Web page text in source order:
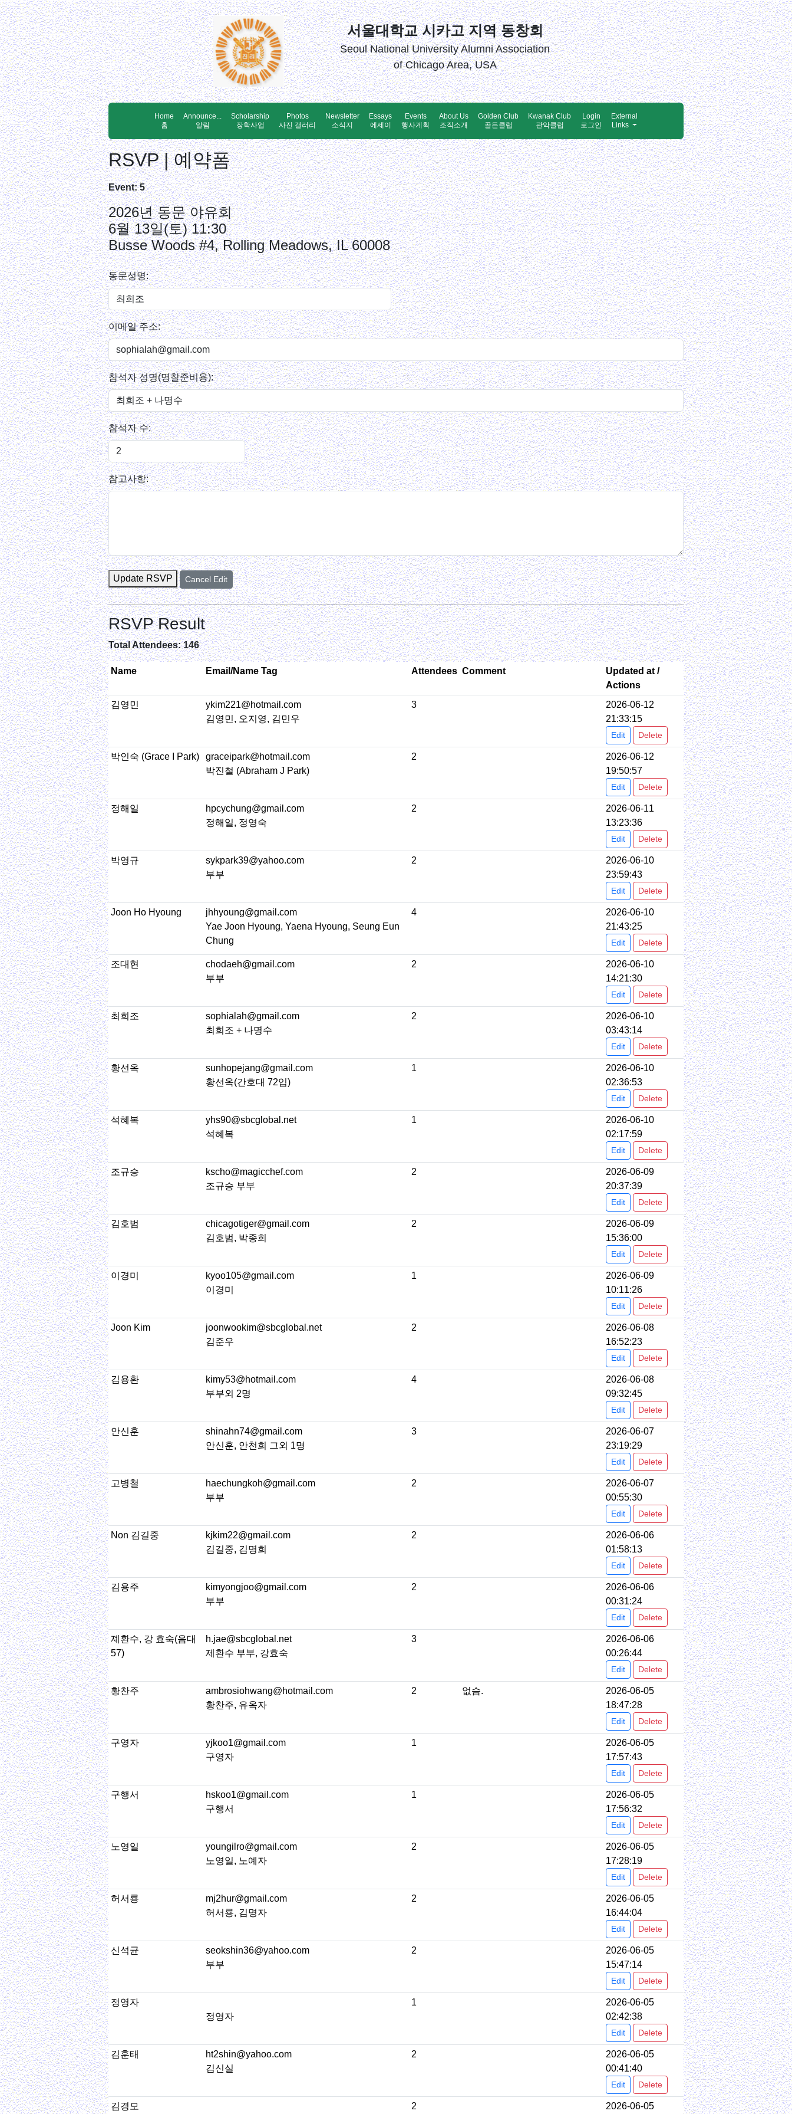
서울대학교 시카고 지역 동창회
Seoul National University Alumni Association
of Chicago Area, USA
Home
홈
Announce...
알림
Scholarship
장학사업
Photos
사진 갤러리
Newsletter
소식지
Essays
에세이
Events
행사계획
About Us
조직소개
Golden Club
골든클럽
Kwanak Club
관악클럽
Login
로그인
External
Links
RSVP | 예약폼
Event: 5
2026년 동문 야유회
6월 13일(토) 11:30
Busse Woods #4, Rolling Meadows, IL 60008
동문성명:
이메일 주소:
참석자 성명(명찰준비용):
참석자 수:
참고사항:
Update RSVP Cancel Edit
RSVP Result
Total Attendees: 146
Name Email/Name Tag Attendees Comment
Updated at /
Actions
김영민
ykim221@hotmail.com
김영민, 오지영, 김민우
3
2026-06-12
21:33:15
Edit Delete
박인숙 (Grace I Park)
graceipark@hotmail.com
박진철 (Abraham J Park)
2
2026-06-12
19:50:57
Edit Delete
정해일
hpcychung@gmail.com
정해일, 정영숙
2
2026-06-11
13:23:36
Edit Delete
박영규
sykpark39@yahoo.com
부부
2
2026-06-10
23:59:43
Edit Delete
Joon Ho Hyoung
jhhyoung@gmail.com
Yae Joon Hyoung, Yaena Hyoung, Seung Eun
Chung
4
2026-06-10
21:43:25
Edit Delete
조대현
chodaeh@gmail.com
부부
2
2026-06-10
14:21:30
Edit Delete
최희조
sophialah@gmail.com
최희조 + 나명수
2
2026-06-10
03:43:14
Edit Delete
황선옥
sunhopejang@gmail.com
황선옥(간호대 72입)
1
2026-06-10
02:36:53
Edit Delete
석혜복
yhs90@sbcglobal.net
석혜복
1
2026-06-10
02:17:59
Edit Delete
조규승
kscho@magicchef.com
조규승 부부
2
2026-06-09
20:37:39
Edit Delete
김호범
chicagotiger@gmail.com
김호범, 박종희
2
2026-06-09
15:36:00
Edit Delete
이경미
kyoo105@gmail.com
이경미
1
2026-06-09
10:11:26
Edit Delete
Joon Kim
joonwookim@sbcglobal.net
김준우
2
2026-06-08
16:52:23
Edit Delete
김용환
kimy53@hotmail.com
부부외 2명
4
2026-06-08
09:32:45
Edit Delete
안신훈
shinahn74@gmail.com
안신훈, 안천희 그외 1명
3
2026-06-07
23:19:29
Edit Delete
고병철
haechungkoh@gmail.com
부부
2
2026-06-07
00:55:30
Edit Delete
Non 김길중
kjkim22@gmail.com
김길중, 김명희
2
2026-06-06
01:58:13
Edit Delete
김용주
kimyongjoo@gmail.com
부부
2
2026-06-06
00:31:24
Edit Delete
졔환수, 강 효숙(음대
57)
h.jae@sbcglobal.net
제환수 부부, 강효숙
3
2026-06-06
00:26:44
Edit Delete
황찬주
ambrosiohwang@hotmail.com
황찬주, 유옥자
2 없슴.
2026-06-05
18:47:28
Edit Delete
구영자
yjkoo1@gmail.com
구영자
1
2026-06-05
17:57:43
Edit Delete
구행서
hskoo1@gmail.com
구행서
1
2026-06-05
17:56:32
Edit Delete
노영일
youngilro@gmail.com
노영일, 노예자
2
2026-06-05
17:28:19
Edit Delete
허서룡
mj2hur@gmail.com
허서룡, 김명자
2
2026-06-05
16:44:04
Edit Delete
신석균
seokshin36@yahoo.com
부부
2
2026-06-05
15:47:14
Edit Delete
정영자
정영자
1
2026-06-05
02:42:38
Edit Delete
김훈태
ht2shin@yahoo.com
김신실
2
2026-06-05
00:41:40
Edit Delete
김경모 2 2026-06-05